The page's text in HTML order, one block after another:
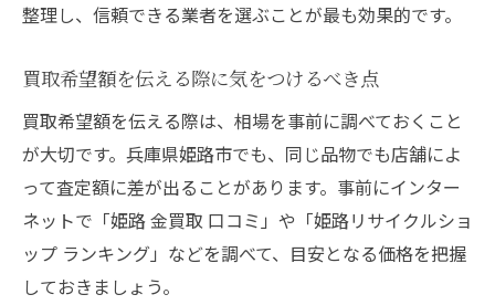
整理し、信頼できる業者を選ぶことが最も効果的です。
買取希望額を伝える際に気をつけるべき点
買取希望額を伝える際は、相場を事前に調べておくこと
が大切です。兵庫県姫路市でも、同じ品物でも店舗によ
って査定額に差が出ることがあります。事前にインター
ネットで「姫路 金買取 口コミ」や「姫路リサイクルショ
ップ ランキング」などを調べて、目安となる価格を把握
しておきましょう。